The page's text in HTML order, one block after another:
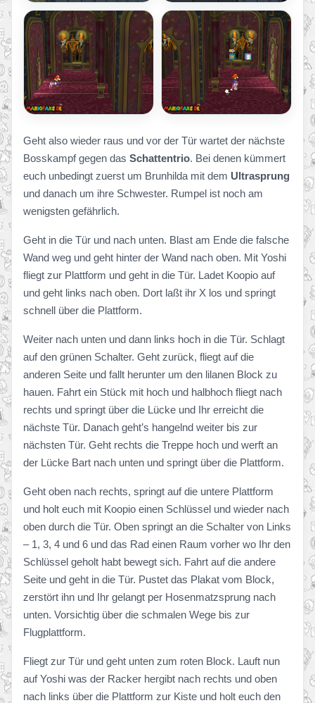
Geht also wieder raus und vor der Tür wartet der nächste
Bosskampf gegen das Schattentrio. Bei denen kümmert
euch unbedingt zuerst um Brunhilda mit dem Ultrasprung
und danach um ihre Schwester. Rumpel ist noch am
wenigsten gefährlich.
Geht in die Tür und nach unten. Blast am Ende die falsche
Wand weg und geht hinter der Wand nach oben. Mit Yoshi
fliegt zur Plattform und geht in die Tür. Ladet Koopio auf
und geht links nach oben. Dort laßt ihr X los und springt
schnell über die Plattform.
Weiter nach unten und dann links hoch in die Tür. Schlagt
auf den grünen Schalter. Geht zurück, fliegt auf die
anderen Seite und fallt herunter um den lilanen Block zu
hauen. Fahrt ein Stück mit hoch und halbhoch fliegt nach
rechts und springt über die Lücke und Ihr erreicht die
nächste Tür. Danach geht’s hangelnd weiter bis zur
nächsten Tür. Geht rechts die Treppe hoch und werft an
der Lücke Bart nach unten und springt über die Plattform.
Geht oben nach rechts, springt auf die untere Plattform
und holt euch mit Koopio einen Schlüssel und wieder nach
oben durch die Tür. Oben springt an die Schalter von Links
– 1, 3, 4 und 6 und das Rad einen Raum vorher wo Ihr den
Schlüssel geholt habt bewegt sich. Fahrt auf die andere
Seite und geht in die Tür. Pustet das Plakat vom Block,
zerstört ihn und Ihr gelangt per Hosenmatzsprung nach
unten. Vorsichtig über die schmalen Wege bis zur
Flugplattform.
Fliegt zur Tür und geht unten zum roten Block. Lauft nun
auf Yoshi was der Racker hergibt nach rechts und oben
nach links über die Plattform zur Kiste und holt euch den